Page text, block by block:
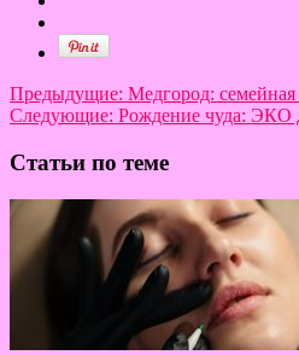
Предыдущие: Медгород:
Следующие: Рождение чуда: ЭКО
Статьи по теме